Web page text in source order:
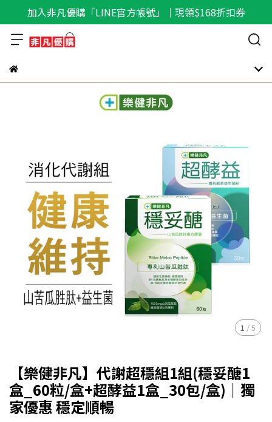
加入非凡優購「LINE官方帳號」｜現領$168折扣券
1 /5
【樂健非凡】代謝超穩組1組(穩妥醣1
盒_60粒/盒+超酵益1盒_30包/盒)｜獨
家優惠 穩定順暢